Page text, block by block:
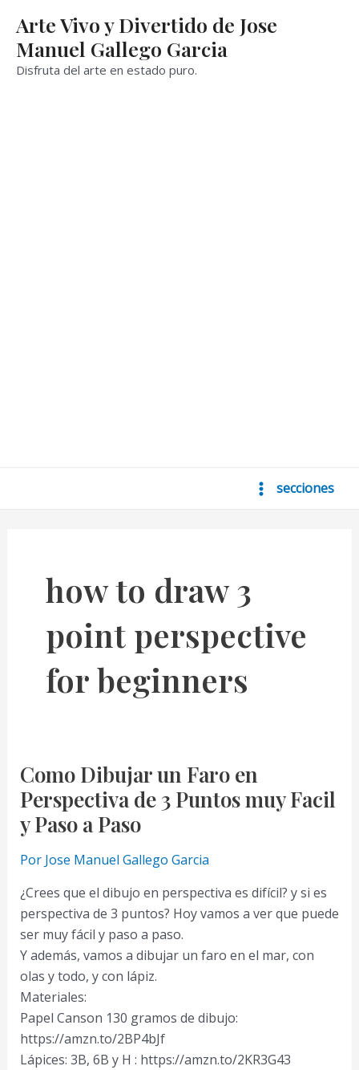
contenido
Arte Vivo y Divertido de Jose
Manuel Gallego Garcia
Disfruta del arte en estado puro.
Main
secciones
how to draw 3
point perspective
for beginners
Como Dibujar un Faro en
Perspectiva de 3 Puntos muy Facil
y Paso a Paso
Por Jose Manuel Gallego Garcia
¿Crees que el dibujo en perspectiva es difícil? y si es
perspectiva de 3 puntos? Hoy vamos a ver que puede
ser muy fácil y paso a paso.
Y además, vamos a dibujar un faro en el mar, con
olas y todo, y con lápiz.
Materiales:
Papel Canson 130 gramos de dibujo:
https://amzn.to/2BP4bJf
Lápices: 3B, 6B y H : https://amzn.to/2KR3G43